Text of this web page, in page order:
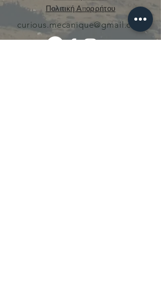
Πολιτική Απορρήτου
curious.mecanique@gmail.com